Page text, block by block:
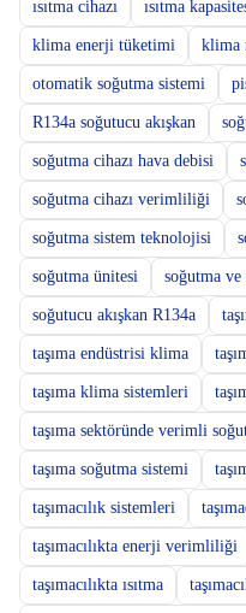
ısıtma cihazı ısıtma
klima enerji tüketimi klima
otomatik soğutma sistemi
R134a soğutucu akışkan
soğutma cihazı hava debisi
soğutma cihazı verimliliği
soğutma sistem teknolojisi
soğutma ünitesi soğutma ve
soğutucu akışkan R134a
taşıma endüstrisi klima
taşıma klima sistemleri
taşıma sektöründe verimli
taşıma soğutma sistemi
taşımacılık sistemleri
taşımacılıkta enerji verimliliği
taşımacılıkta ısıtma